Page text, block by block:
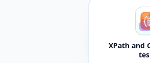
XPath and